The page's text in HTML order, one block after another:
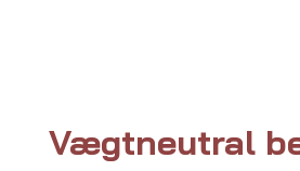
Vægtneutral